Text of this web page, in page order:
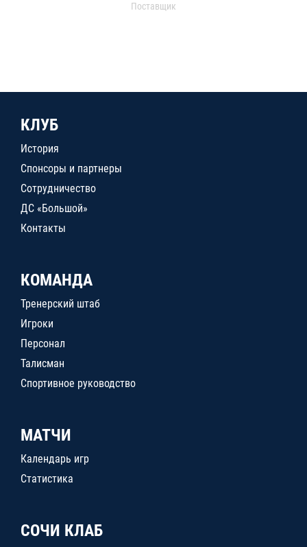
Поставщик
КЛУБ
История
Спонсоры и партнеры
Сотрудничество
ДС «Большой»
Контакты
КОМАНДА
Тренерский штаб
Игроки
Персонал
Талисман
Спортивное руководство
МАТЧИ
Календарь игр
Статистика
СОЧИ КЛАБ